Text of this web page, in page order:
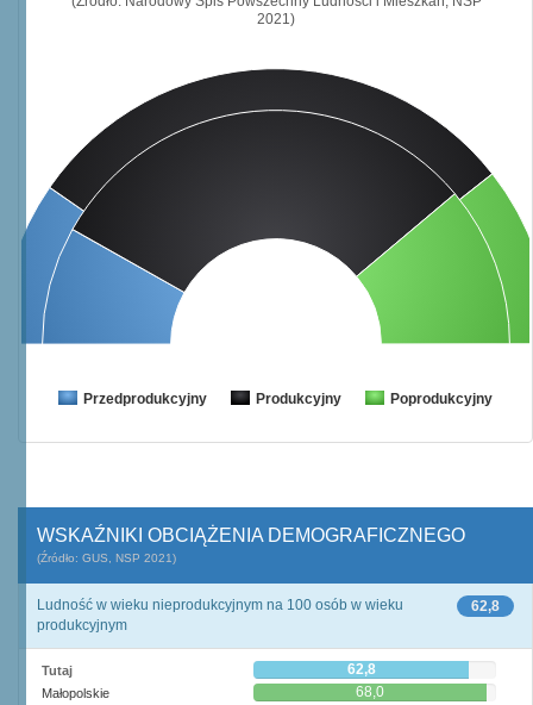
2021)
Przedprodukcyjny Produkcyjny Poprodukcyjny
WSKAŹNIKI OBCIĄŻENIA DEMOGRAFICZNEGO
(Źródło: GUS, NSP 2021)
62,8
Ludność w wieku nieprodukcyjnym na 100 osób w wieku
produkcyjnym
Tutaj 62,8
Małopolskie 68,0